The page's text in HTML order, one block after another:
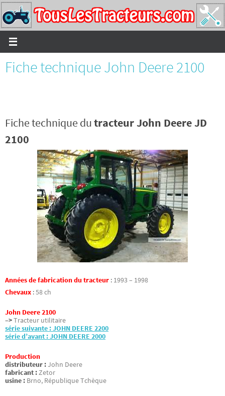
Passer
vers
le
contenu
Fiche technique John Deere 2100
Fiche technique dutracteur John Deere JD
2100
Années de fabrication du tracteur : 1993 – 1998
Chevaux :58 ch
John Deere 2100
–>Tracteur utilitaire
série suivante : JOHN DEERE 2200
série d’avant : JOHN DEERE 2000
Production
distributeur :John Deere
fabricant :Zetor
usine : Brno, République Tchèque